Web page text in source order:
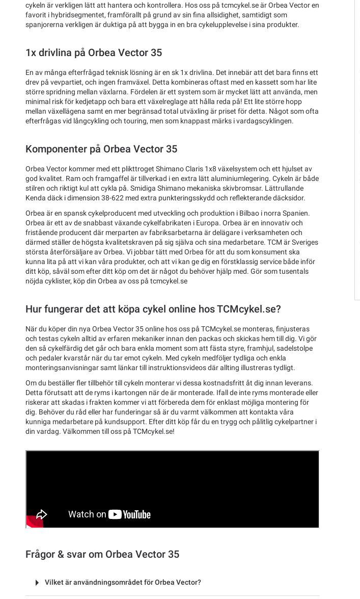
cykeln är verkligen lätt att hantera och kontrollera. Hos oss på tcmcykel.se är Orbea Vector en
favorit i hybridsegmentet, framförallt på grund av sin fina allsidighet, samtidigt som
spanjorerna verkligen är duktiga på att bygga in en bra cykelupplevelse i sina produkter.
1x drivlina på Orbea Vector 35
En av många efterfrågad teknisk lösning är en sk 1x drivlina. Det innebär att det bara finns ett
drev på vevpartiet, och ingen framväxel. Detta kombineras oftast med en kassett som har lite
större spridning mellan växlarna. Fördelen är ett system som är mycket lätt att använda, men
minimal risk för kedjetapp och bara ett växelreglage att hålla reda på! Ett lite större hopp
mellan växellägena samt en mer begränsad total utväxling är priset för detta. Något som ofta
efterfrågas vid långcykling och touring, men som knappast märks i vardagscyklingen.
Komponenter på Orbea Vector 35
Orbea Vector kommer med ett plikttroget Shimano Claris 1x8 växelsystem och ett hjulset av
god kvalitet. Ram och framgaffel är tillverkad i en extra lätt aluminiumlegering. Cykeln är både
stilren och riktigt kul att cykla på. Smidiga Shimano mekaniska skivbromsar. Lättrullande
Kenda däck i dimension 38-622 med extra punkteringsskydd och reflekterande däcksidor.
Orbea är en spansk cykelproducent med utveckling och produktion i Bilbao i norra Spanien.
Orbea är ett av de snabbast växande cykelfabrikaten i Europa. Orbea är en innovativ och
fristående producent där merparten av fabriksarbetarna är delägare i verksamheten och
därmed ställer de högsta kvalitetskraven på sig själva och sina medarbetare. TCM är Sveriges
största återförsäljare av Orbea. Vi jobbar tätt med Orbea för att du som konsument ska
kunna lita på att vi kan våra produkter, och att vi kan ge dig en förstklassig service både inför
ditt köp, såväl som efter ditt köp om det är något du behöver hjälp med. Gör som tusentals
nöjda cyklister, köp din Orbea av oss på tcmcykel.se
Hur fungerar det att köpa cykel online hos TCMcykel.se?
När du köper din nya Orbea Vector 35 online hos oss på TCMcykel.se monteras, finjusteras
och testas cykeln alltid av erfaren mekaniker innan den packas och skickas hem till dig. Vi gör
den så cykelfärdig det går och bara enkla moment som att fästa styre, framhjul, sadelstolpe
och pedaler kvarstår när du tar emot cykeln. Med cykeln medföljer tydliga och enkla
monteringsanvisningar samt länkar till instruktionsvideos där allting illustreras tydligt.
Om du beställer fler tillbehör till cykeln monterar vi dessa kostnadsfritt åt dig innan leverans.
Detta förutsatt att de ryms i kartongen när de är monterade. Ifall de inte ryms monterade eller
riskerar att skadas i frakten kommer vi att förbereda dem för enklast möjliga montering för
dig. Behöver du råd eller har funderingar så är du varmt välkommen att kontakta våra
kunniga medarbetare på kundsupport. Efter ditt köp får du en trygg och pålitlig cykelpartner i
din vardag. Välkommen till oss på TCMcykel.se!
Frågor & svar om Orbea Vector 35
Vilket är användningsområdet för Orbea Vector?